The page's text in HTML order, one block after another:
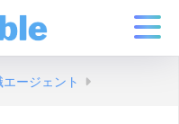
ージェント